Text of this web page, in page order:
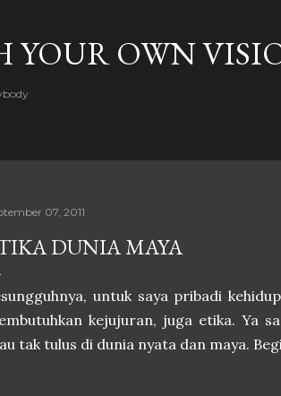
YOUR OWN
07, 2011
DUNIA MAYA
untuk saya pribadi
kejujuran, juga etika. Ya
tak tulus di dunia nyata dan maya.